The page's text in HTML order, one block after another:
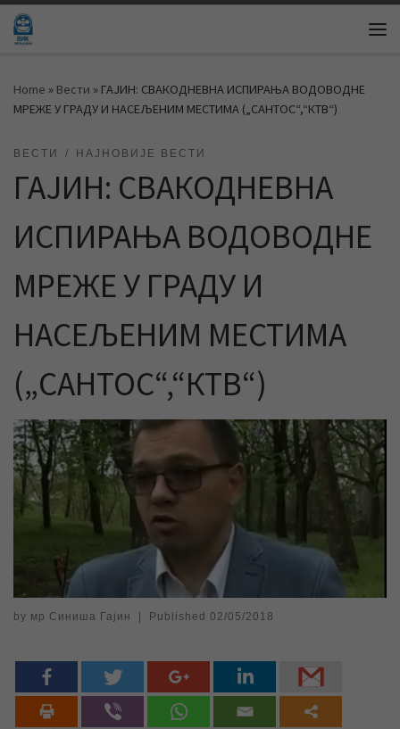
Skip to content
Home » Вести » ГАЈИН: СВАКОДНЕВНА ИСПИРАЊА ВОДОВОДНЕ
МРЕЖЕ У ГРАДУ И НАСЕЉЕНИМ МЕСТИМА („САНТОС“,“КТВ“)
ВЕСТИ НАЈНОВИЈЕ ВЕСТИ
ГАЈИН: СВАКОДНЕВНА
ИСПИРАЊА ВОДОВОДНЕ
МРЕЖЕ У ГРАДУ И
НАСЕЉЕНИМ МЕСТИМА
(„САНТОС“,“КТВ“)
by мр Синиша Гајин Published 02/05/2018